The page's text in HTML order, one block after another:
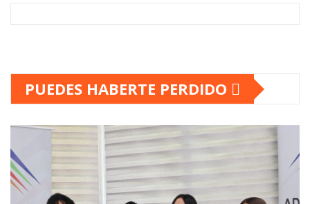
PUEDES HABERTE PERDIDO